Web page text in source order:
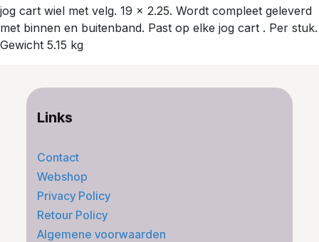
jog cart wiel met velg. 19 x 2.25. Wordt compleet geleverd
met binnen en buitenband. Past op elke jog cart . Per stuk.
Gewicht 5.15 kg
Links
Contact
Webshop
Privacy Policy
Retour Policy
Algemene voorwaarden